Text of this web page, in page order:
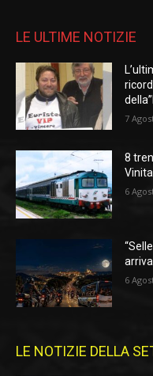
LE ULTIME NOTIZIE
7
8
6
6
LE NOTIZIE DELLA